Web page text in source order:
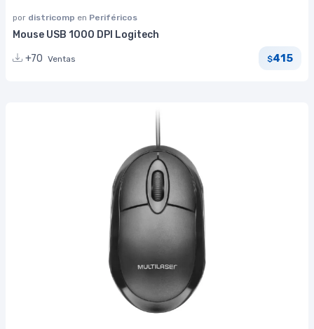
por districomp en Periféricos
Mouse USB 1000 DPI Logitech
+70 Ventas $415